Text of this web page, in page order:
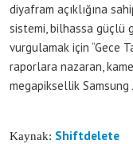
diyafram açıklığına
sistemi, bilhassa güçlü
vurgulamak için “Gece
raporlara nazaran,
megapiksellik Samsung
Kaynak: Shiftdelete